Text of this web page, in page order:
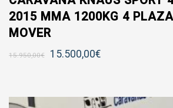
2015 MMA 1200KG 4
MOVER
15.950,00€ 15.500,00€
TELÉFONO CONTACTO: